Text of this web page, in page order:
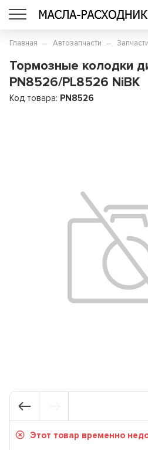
Главная Автозапчасти
Тормозные колодки
PN8526/PL8526 NiBK
Код товара: PN8526
Этот товар временно